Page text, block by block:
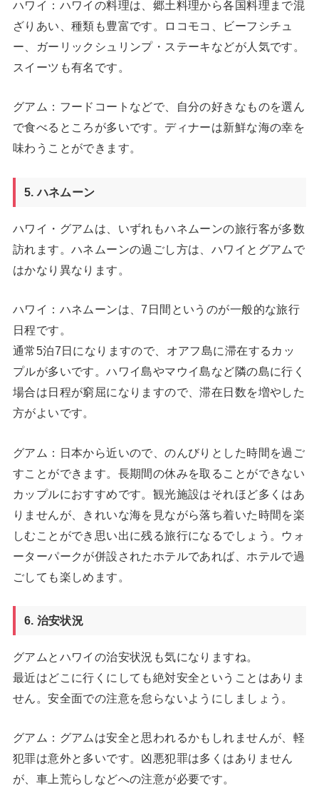
ハワイ：ハワイの料理は、郷土料理から各国料理まで混
ざりあい、種類も豊富です。ロコモコ、ビーフシチュ
ー、ガーリックシュリンプ・ステーキなどが人気です。
スイーツも有名です。
グアム：フードコートなどで、自分の好きなものを選ん
で食べるところが多いです。ディナーは新鮮な海の幸を
味わうことができます。
5. ハネムーン
ハワイ・グアムは、いずれもハネムーンの旅行客が多数
訪れます。ハネムーンの過ごし方は、ハワイとグアムで
はかなり異なります。
ハワイ：ハネムーンは、7日間というのが一般的な旅行
日程です。
通常5泊7日になりますので、オアフ島に滞在するカッ
プルが多いです。ハワイ島やマウイ島など隣の島に行く
場合は日程が窮屈になりますので、滞在日数を増やした
方がよいです。
グアム：日本から近いので、のんびりとした時間を過ご
すことができます。長期間の休みを取ることができない
カップルにおすすめです。観光施設はそれほど多くはあ
りませんが、きれいな海を見ながら落ち着いた時間を楽
しむことができ思い出に残る旅行になるでしょう。ウォ
ーターパークが併設されたホテルであれば、ホテルで過
ごしても楽しめます。
6. 治安状況
グアムとハワイの治安状況も気になりますね。
最近はどこに行くにしても絶対安全ということはありま
せん。安全面での注意を怠らないようにしましょう。
グアム：グアムは安全と思われるかもしれませんが、軽
犯罪は意外と多いです。凶悪犯罪は多くはありません
が、車上荒らしなどへの注意が必要です。